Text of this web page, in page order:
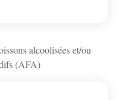
alcoolisées et/ou
(AFA)